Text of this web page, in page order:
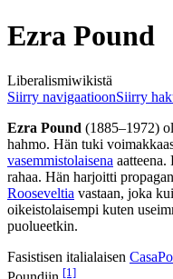
Ezra Pound
Liberalismiwikistä
Siirry navigaatioonSiirry
Ezra Pound (1885–1972)
hahmo. Hän tuki
vasemmistolaisena aatteena.
rahaa. Hän harjoitti
Rooseveltia vastaan, joka
oikeistolaisempi kuten
puolueetkin.
Fasistisen italialaisen
[1]